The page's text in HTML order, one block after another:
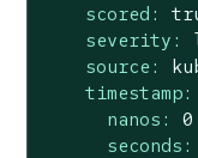
scored:
severity:
source:
timestamp:
nanos:
0
seconds: